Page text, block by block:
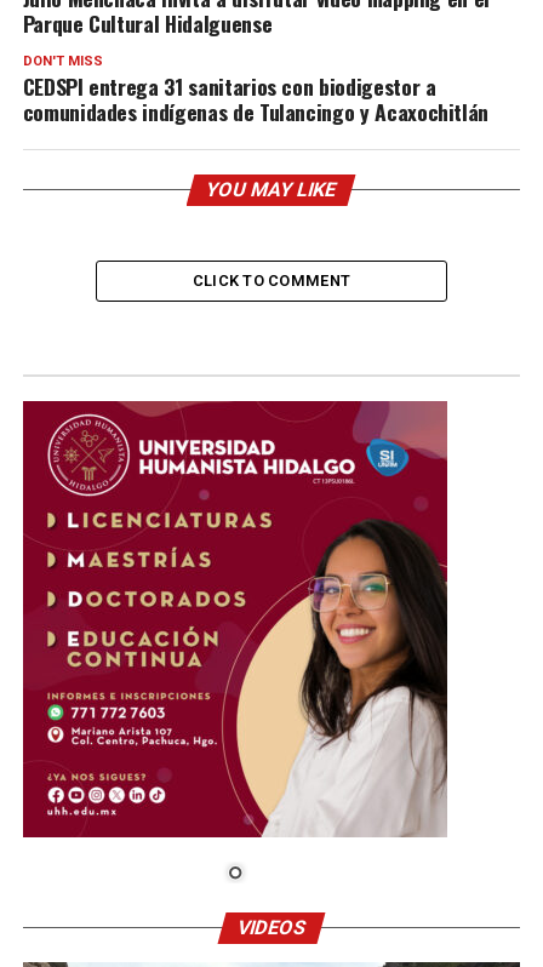
Parque Cultural Hidalguense
DON'T MISS
CEDSPI entrega 31 sanitarios con biodigestor a
comunidades indígenas de Tulancingo y Acaxochitlán
YOU MAY LIKE
CLICK TO COMMENT
VIDEOS